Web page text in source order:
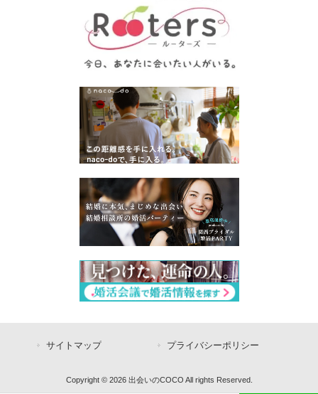
サイトマップ プライバシーポリシー
Copyright © 2026 出会いのCOCO All rights Reserved.